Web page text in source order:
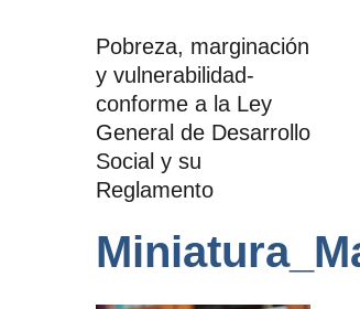
Pobreza, marginación
y vulnerabilidad-
conforme a la Ley
General de Desarrollo
Social y su
Reglamento